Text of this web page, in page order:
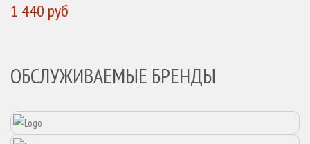
1 440 руб
ОБСЛУЖИВАЕМЫЕ БРЕНДЫ